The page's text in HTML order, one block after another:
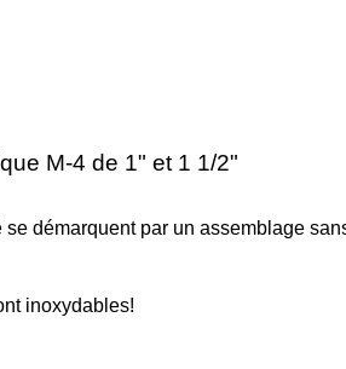
M-4 de 1" et 1 1/2"
démarquent par un assemblage
inoxydables!